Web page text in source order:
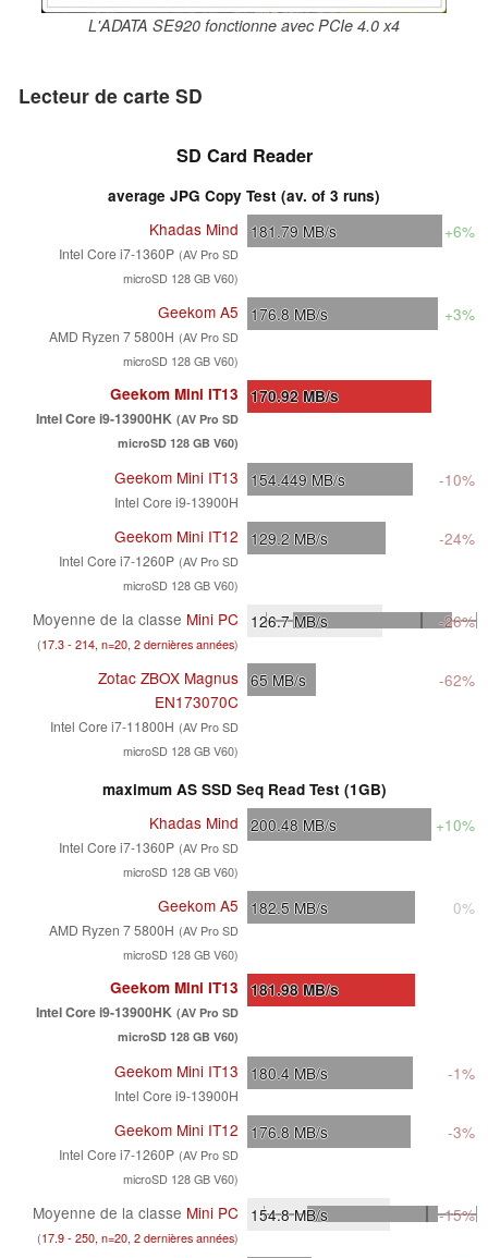
L'ADATA SE920 fonctionne avec PCIe 4.0 x4
Lecteur de carte SD
SD Card Reader
average JPG Copy Test (av. of 3 runs)
Khadas Mind
Intel Core i7-1360P (AV Pro SD
microSD 128 GB V60)
181.79 MB/s +6%
Geekom A5
AMD Ryzen 7 5800H (AV Pro SD
microSD 128 GB V60)
176.8 MB/s +3%
Geekom Mini IT13
Intel Core i9-13900HK (AV Pro SD
microSD 128 GB V60)
170.92 MB/s
Geekom Mini IT13
Intel Core i9-13900H
154.449 MB/s -10%
Geekom Mini IT12
Intel Core i7-1260P (AV Pro SD
microSD 128 GB V60)
129.2 MB/s -24%
Moyenne de la classe Mini PC
(17.3 - 214, n=20, 2 dernières années)
126.7MB/s -26%
Zotac ZBOX Magnus
EN173070C
Intel Core i7-11800H (AV Pro SD
microSD 128 GB V60)
65 MB/s -62%
maximum AS SSD Seq Read Test (1GB)
Khadas Mind
Intel Core i7-1360P (AV Pro SD
microSD 128 GB V60)
200.48 MB/s +10%
Geekom A5
AMD Ryzen 7 5800H (AV Pro SD
microSD 128 GB V60)
182.5 MB/s 0%
Geekom Mini IT13
Intel Core i9-13900HK (AV Pro SD
microSD 128 GB V60)
181.98 MB/s
Geekom Mini IT13
Intel Core i9-13900H
180.4 MB/s -1%
Geekom Mini IT12
Intel Core i7-1260P (AV Pro SD
microSD 128 GB V60)
176.8 MB/s -3%
Moyenne de la classe Mini PC
(17.9 - 250, n=20, 2 dernières années)
154.8MB/s -15%